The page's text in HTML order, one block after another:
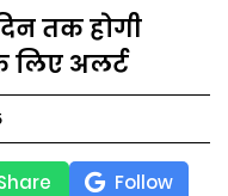
तक होगी
लिए अलर्ट
Follow